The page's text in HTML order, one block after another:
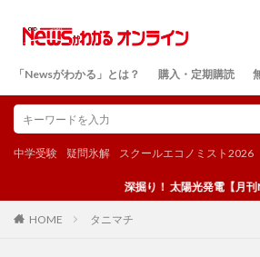
「Newsがわかる」とは？ 購入・定期購読
中学受験 疑問氷解 スクールエコノミスト2026
深掘り！ 太陽光発電【月刊
HOME タニマチ
検索